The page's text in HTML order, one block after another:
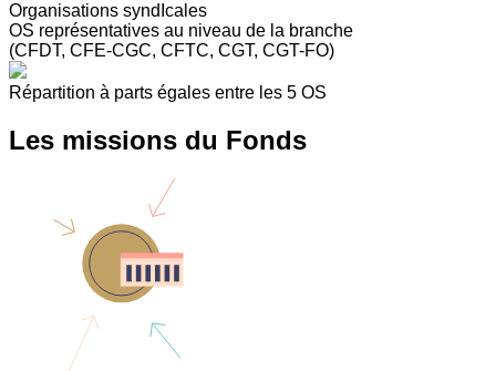
Organisations syndIcales
OS représentatives au niveau de la branche
(CFDT, CFE-CGC, CFTC, CGT, CGT-FO)
Répartition à parts égales entre les 5 OS
Les missions du Fonds